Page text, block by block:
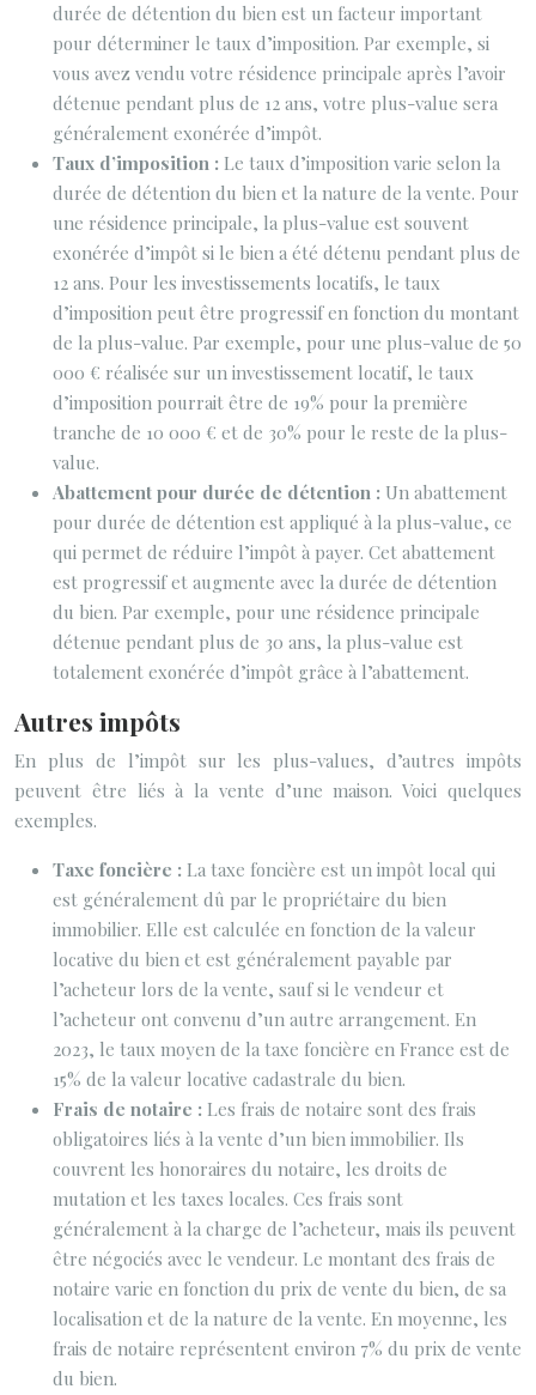
durée de détention du bien est un facteur important
pour déterminer le taux d’imposition. Par exemple, si
vous avez vendu votre résidence principale après l’avoir
détenue pendant plus de 12 ans, votre plus-value sera
généralement exonérée d’impôt.
Taux d’imposition : Le taux d’imposition varie selon la
durée de détention du bien et la nature de la vente. Pour
une résidence principale, la plus-value est souvent
exonérée d’impôt si le bien a été détenu pendant plus de
12 ans. Pour les investissements locatifs, le taux
d’imposition peut être progressif en fonction du montant
de la plus-value. Par exemple, pour une plus-value de 50
000 € réalisée sur un investissement locatif, le taux
d’imposition pourrait être de 19% pour la première
tranche de 10 000 € et de 30% pour le reste de la plus-
value.
Abattement pour durée de détention : Un abattement
pour durée de détention est appliqué à la plus-value, ce
qui permet de réduire l’impôt à payer. Cet abattement
est progressif et augmente avec la durée de détention
du bien. Par exemple, pour une résidence principale
détenue pendant plus de 30 ans, la plus-value est
totalement exonérée d’impôt grâce à l’abattement.
Autres impôts
En plus de l’impôt sur les plus-values, d’autres impôts
peuvent être liés à la vente d’une maison. Voici quelques
exemples.
Taxe foncière : La taxe foncière est un impôt local qui
est généralement dû par le propriétaire du bien
immobilier. Elle est calculée en fonction de la valeur
locative du bien et est généralement payable par
l’acheteur lors de la vente, sauf si le vendeur et
l’acheteur ont convenu d’un autre arrangement. En
2023, le taux moyen de la taxe foncière en France est de
15% de la valeur locative cadastrale du bien.
Frais de notaire : Les frais de notaire sont des frais
obligatoires liés à la vente d’un bien immobilier. Ils
couvrent les honoraires du notaire, les droits de
mutation et les taxes locales. Ces frais sont
généralement à la charge de l’acheteur, mais ils peuvent
être négociés avec le vendeur. Le montant des frais de
notaire varie en fonction du prix de vente du bien, de sa
localisation et de la nature de la vente. En moyenne, les
frais de notaire représentent environ 7% du prix de vente
du bien.